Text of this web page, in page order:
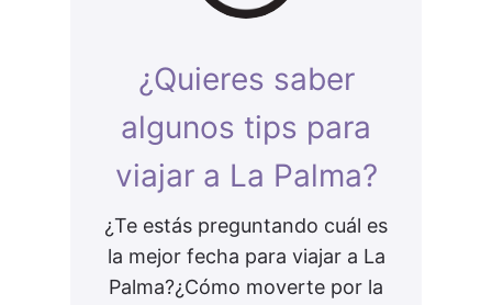
¿Quieres saber
algunos tips para
viajar a La Palma?
¿Te estás preguntando cuál es
la mejor fecha para viajar a La
Palma?¿Cómo moverte por la